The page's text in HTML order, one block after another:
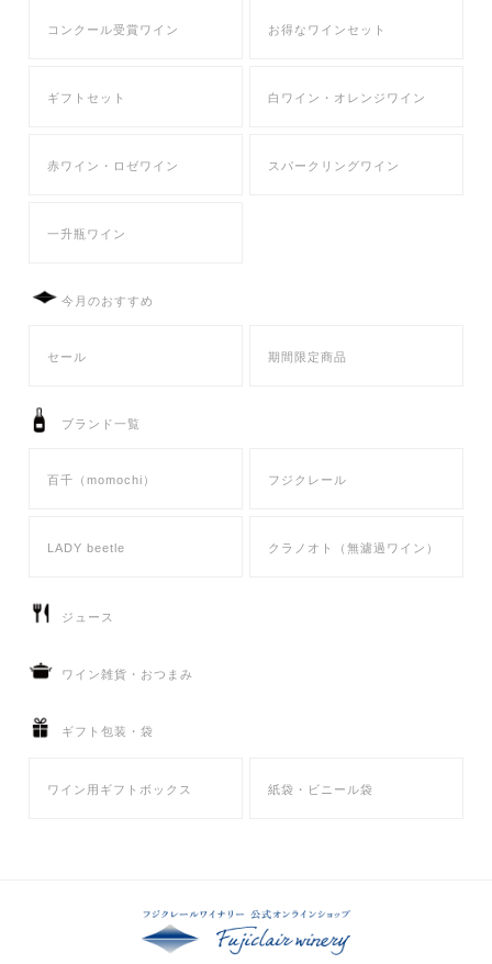
コンクール受賞ワイン お得なワインセット
ギフトセット 白ワイン・オレンジワイン
赤ワイン・ロゼワイン スパークリングワイン
一升瓶ワイン
今月のおすすめ
セール 期間限定商品
ブランド一覧
百千（momochi） フジクレール
LADY beetle クラノオト（無濾過ワイン）
ジュース
ワイン雑貨・おつまみ
ギフト包装・袋
ワイン用ギフトボックス 紙袋・ビニール袋